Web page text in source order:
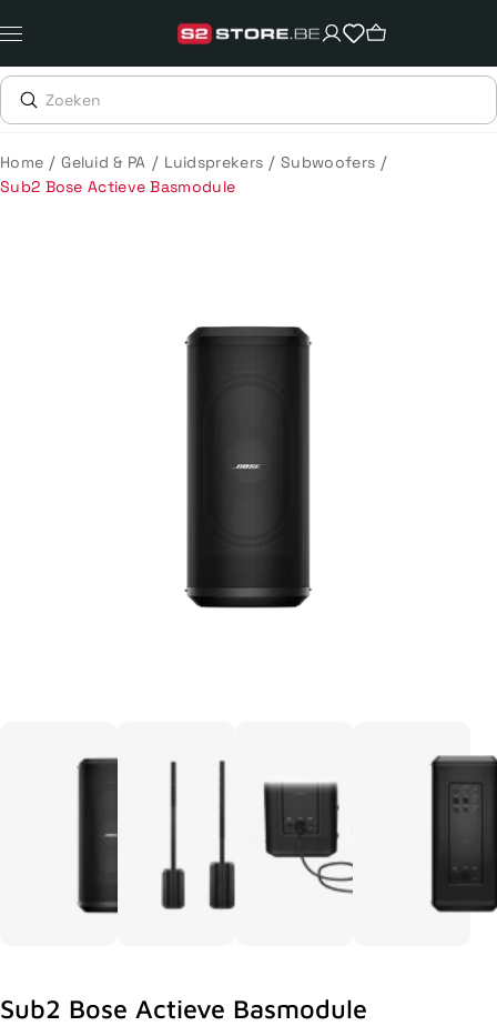
naar
content
Home / Geluid & PA / Luidsprekers / Subwoofers /
Sub2 Bose Actieve Basmodule
Sub2 Bose Actieve Basmodule